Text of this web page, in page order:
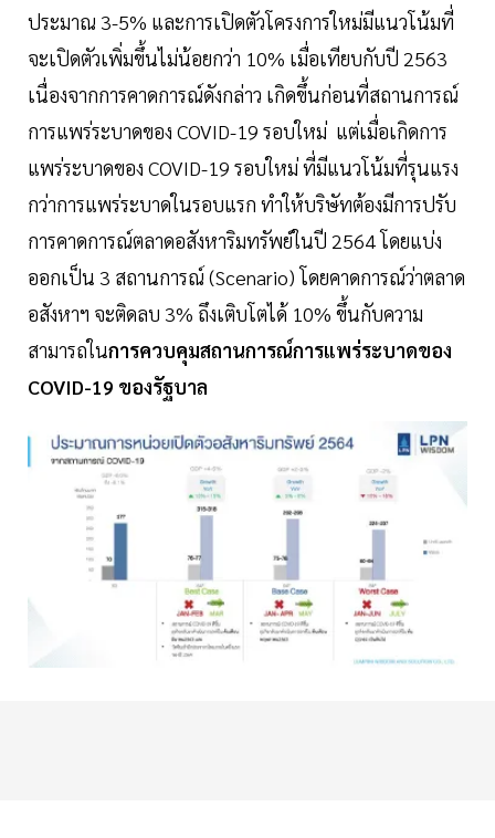
ประมาณ 3-5% และการเปิดตัวโครงการใหม่มีแนวโน้มที่
จะเปิดตัวเพิ่มขึ้นไม่น้อยกว่า 10% เมื่อเทียบกับปี 2563
เนื่องจากการคาดการณ์ดังกล่าว เกิดขึ้นก่อนที่สถานการณ์
การแพร่ระบาดของ COVID-19 รอบใหม่ แต่เมื่อเกิดการ
แพร่ระบาดของ COVID-19 รอบใหม่ ที่มีแนวโน้มที่รุนแรง
กว่าการแพร่ระบาดในรอบแรก ทำให้บริษัทต้องมีการปรับ
การคาดการณ์ตลาดอสังหาริมทรัพย์ในปี 2564 โดยแบ่ง
ออกเป็น 3 สถานการณ์ (Scenario) โดยคาดการณ์ว่าตลาด
อสังหาฯ จะติดลบ 3% ถึงเติบโตได้ 10% ขึ้นกับความ
สามารถในการควบคุมสถานการณ์การแพร่ระบาดของ
COVID-19 ของรัฐบาล